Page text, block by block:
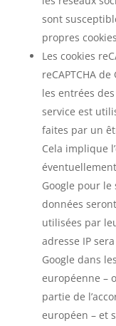
sont
propres
Les cookies
reCAPTCHA
les entrées
service est
faites par un
Cela implique
Google pour le
données
utilisées par
adresse IP
Google dans
européenne –
partie de
européen – et